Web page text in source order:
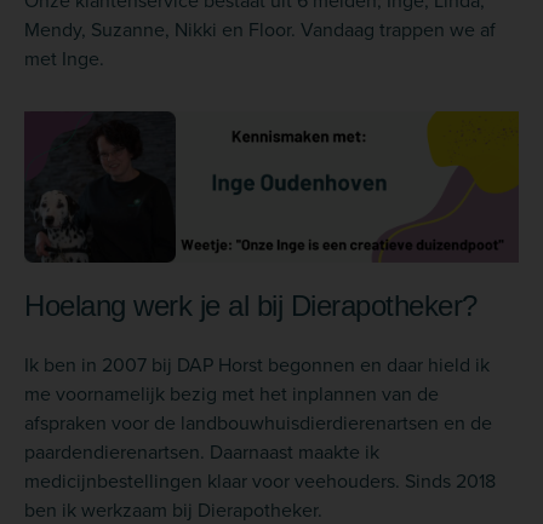
Mendy, Suzanne, Nikki en Floor. Vandaag trappen we af
met Inge.
Hoelang werk je al bij Dierapotheker?
Ik ben in 2007 bij DAP Horst begonnen en daar hield ik
me voornamelijk bezig met het inplannen van de
afspraken voor de landbouwhuisdierdierenartsen en de
paardendierenartsen. Daarnaast maakte ik
medicijnbestellingen klaar voor veehouders. Sinds 2018
ben ik werkzaam bij Dierapotheker.